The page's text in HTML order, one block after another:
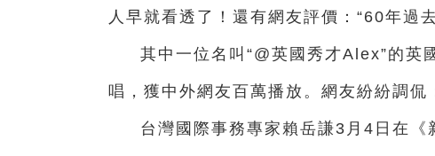
人早就看透了！還有網友評價：“60年過
其中一位名叫“@英國秀才Alex”的英
唱，獲中外網友百萬播放。網友紛紛調侃
台灣國際事務專家賴岳謙3月4日在